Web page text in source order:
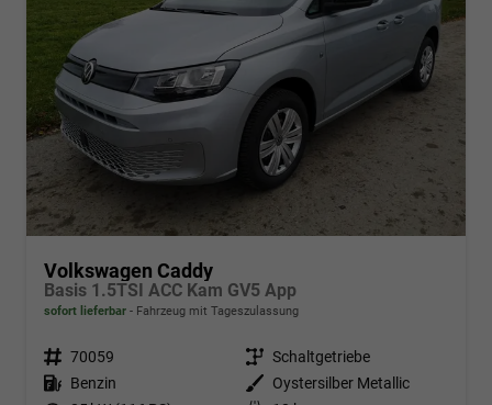
Volkswagen Caddy
Basis 1.5TSI ACC Kam GV5 App
sofort lieferbar Fahrzeug mit Tageszulassung
Fahrzeugnr. 70059 Getriebe Schaltgetriebe
Kraftstoff Benzin Außenfarbe
Oystersilber Metallic